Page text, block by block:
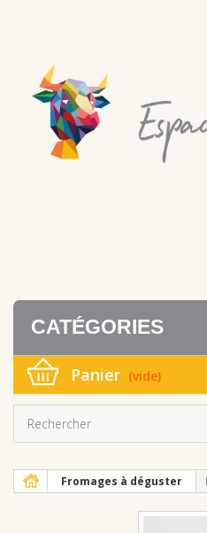
CATÉGORIES
Panier (vide)
Fromages à déguster